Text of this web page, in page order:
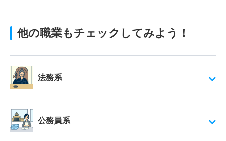
他の職業もチェックしてみよう！
法務系
公務員系